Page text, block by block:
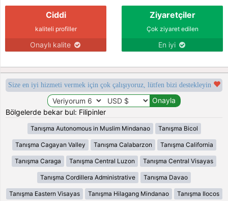
Ciddi
kaliteli profiller
Onaylı kalite
Ziyaretçiler
Çok ziyaret edilen
En iyi
Size en iyi hizmeti vermek için çok çalışıyoruz, lütfen bizi destekleyin
Bölgelerde bekar bul: Filipinler
Tanışma Autonomous in Muslim Mindanao Tanışma Bicol
Tanışma Cagayan Valley Tanışma Calabarzon Tanışma California
Tanışma Caraga Tanışma Central Luzon Tanışma Central Visayas
Tanışma Cordillera Administrative Tanışma Davao
Tanışma Eastern Visayas Tanışma Hilagang Mindanao Tanışma Ilocos